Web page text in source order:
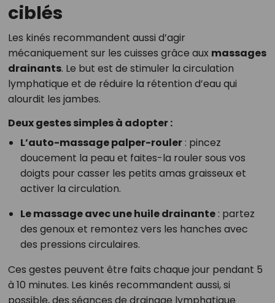
ciblés
Les kinés recommandent aussi d’agir
mécaniquement sur les cuisses grâce aux massages
drainants. Le but est de stimuler la circulation
lymphatique et de réduire la rétention d’eau qui
alourdit les jambes.
Deux gestes simples à adopter :
L’auto-massage palper-rouler: pincez
doucement la peau et faites-la rouler sous vos
doigts pour casser les petits amas graisseux et
activer la circulation.
Le massage avec une huile drainante: partez
des genoux et remontez vers les hanches avec
des pressions circulaires.
Ces gestes peuvent être faits chaque jour pendant 5
à 10 minutes. Les kinés recommandent aussi, si